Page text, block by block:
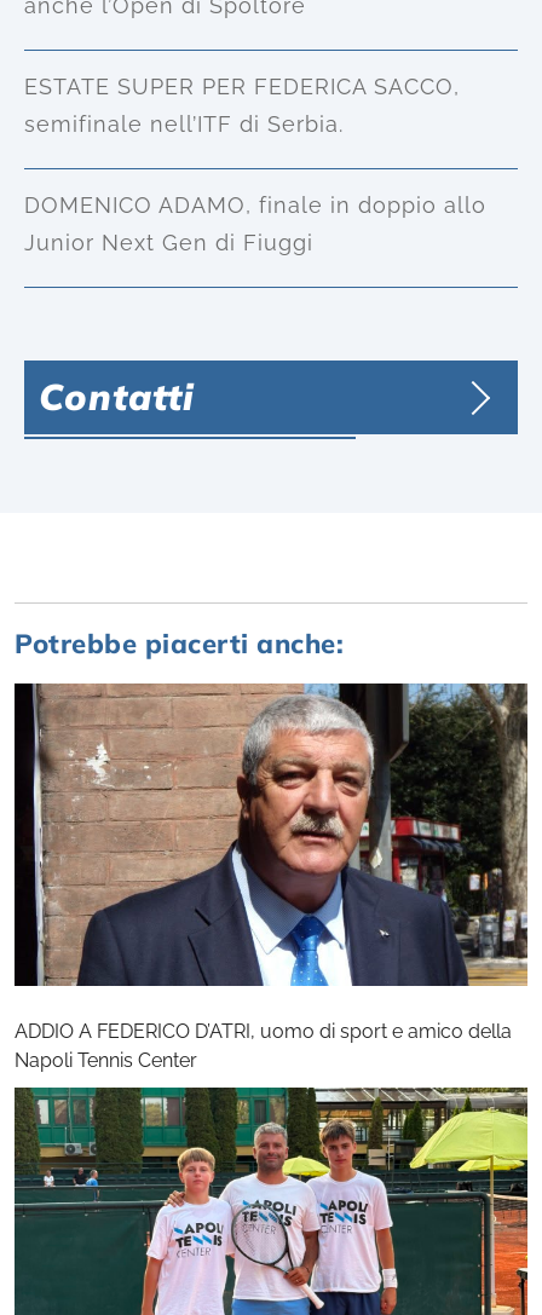
anche l’Open di Spoltore
ESTATE SUPER PER FEDERICA SACCO,
semifinale nell’ITF di Serbia.
DOMENICO ADAMO, finale in doppio allo
Junior Next Gen di Fiuggi
Contatti
Potrebbe piacerti anche:
ADDIO A FEDERICO D’ATRI, uomo di sport e amico della
Napoli Tennis Center